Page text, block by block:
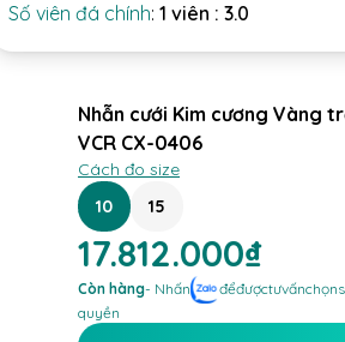
Số viên đá chính: 1 viên : 3.0
Nhẫn cưới Kim cương Vàng
VCR CX-0406
Cách đo size
10
15
17.812.000₫
Còn hàng- Nhấn đểđượctưvấnchọn
quyền